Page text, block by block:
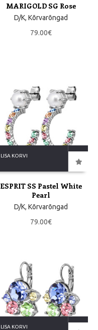
MARIGOLD SG Rose
D/K, Kõrvarõngad
79.00€
LISA KORVI
ESPRIT SS Pastel White
Pearl
D/K, Kõrvarõngad
79.00€
LISA KORVI